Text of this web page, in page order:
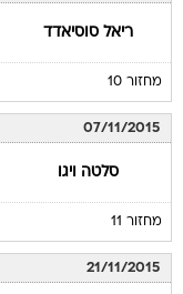
ריאל סוסיאדד
מחזור 10
07/11/2015
סלטה ויגו
מחזור 11
21/11/2015